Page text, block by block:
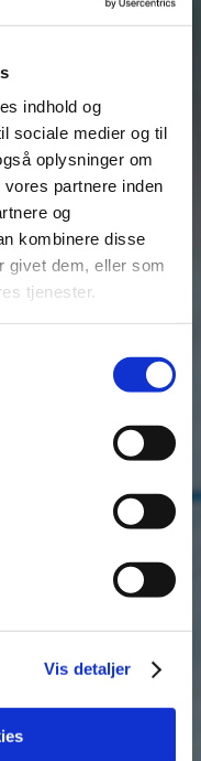
indhold og
sociale medier og til
oplysninger om
partnere inden
og
kombinere disse
givet dem, eller som
tjenester.
Vis detaljer
har
carte